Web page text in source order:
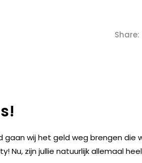
Share:
gaan wij het geld weg brengen die
Nu, zijn jullie natuurlijk allemaal